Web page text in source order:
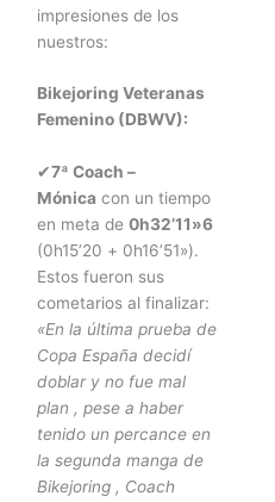
impresiones de los
nuestros:
Bikejoring Veteranas
Femenino (DBWV):
✔7ª Coach –
Mónica con un tiempo
en meta de0h32’11»6
(0h15’20 + 0h16’51»).
Estos fueron sus
cometarios al finalizar:
«En la última prueba de
Copa España decidí
doblar y no fue mal
plan , pese a haber
tenido un percance en
la segunda manga de
Bikejoring , Coach